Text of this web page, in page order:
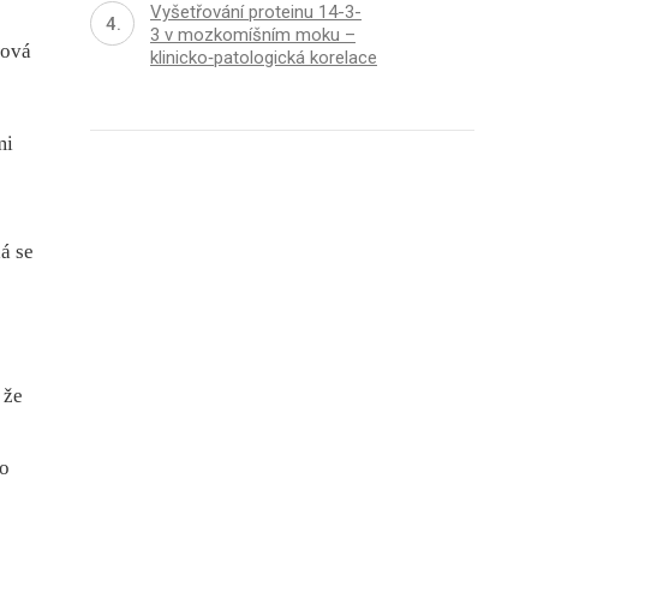
se
Vyšetřování proteinu 14-3-
3 v mozkomíšním moku –
klinicko‑patologická korelace